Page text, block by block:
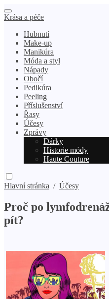
Krása a péče
Hubnutí
Make-up
Manikúra
Móda a styl
Nápady
Obočí
Pedikúra
Peeling
Příslušenství
Řasy
Účesy
Zprávy
Dárky
Historie módy
Haute Couture
Hlavní stránka / Účesy
Proč po
pít?